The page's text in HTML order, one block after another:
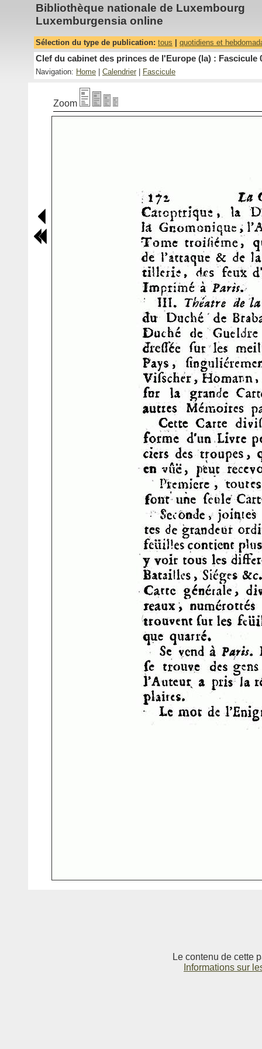
Bibliothèque nationale de Luxembourg
Luxemburgensia online
Sélection du type de publication: tous quotidiens et
Clef du cabinet des princes de l'Europe (la) : Fascicule
Navigation: Home Calendrier Fascicule
Zoom
Le contenu de cette
Informations sur